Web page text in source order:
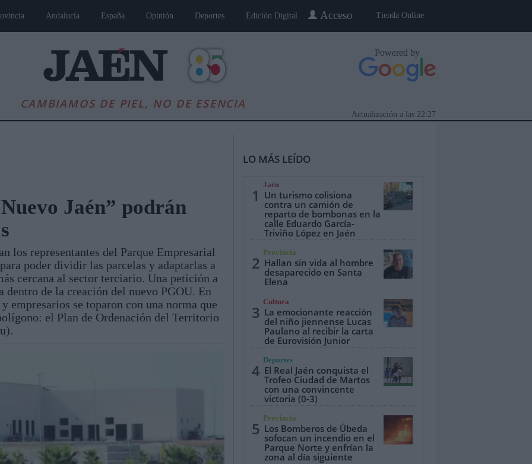
Tienda Online
Acceso
Andalucía España Opinión Deportes Edición Digital
CAMBIAMOS DE PIEL, NO DE ESENCIA
Powered by
22:27
Actualización a las
Jaén, Pueblo a Pueblo Gente
Jaén” podrán
los representantes del Parque Empresarial
poder dividir las parcelas y adaptarlas a
cercana al sector terciario. Una petición a
dentro de la creación del nuevo PGOU. En
empresarios se toparon con una norma que
el Plan de Ordenación del Territorio
LO MÁS LEÍDO
1
Jaén
Un turismo colisiona
contra un camión de
reparto de bombonas en la
calle Eduardo García-
Triviño López en Jaén
2
Provincia
Hallan sin vida al hombre
desaparecido en Santa
Elena
3
Cultura
La emocionante reacción
del niño jiennense Lucas
Paulano al recibir la carta
de Eurovisión Junior
4
Deportes
El Real Jaén conquista el
Trofeo Ciudad de Martos
con una convincente
victoria (0-3)
5
Provincia
Los Bomberos de Úbeda
sofocan un incendio en el
Parque Norte y enfrían la
zona al día siguiente